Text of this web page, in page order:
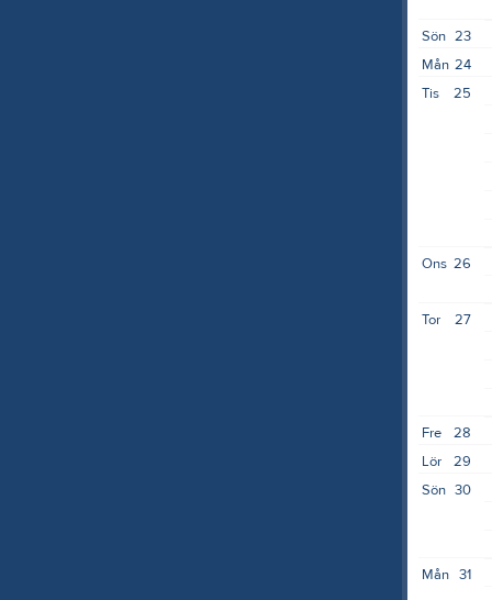
23
Sön
24
Mån
25
Tis
26
Ons
27
Tor
28
Fre
29
Lör
30
Sön
31
Mån